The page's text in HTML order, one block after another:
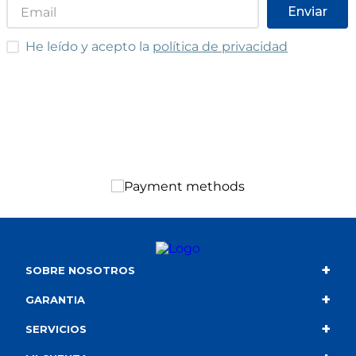
Enviar
He leído y acepto las condiciones
He leído y acepto la política de privacidad
SOBRE NOSOTROS +
Contacto
Quiénes somos
GARANTIA +
Condiciones de compra
SERVICIOS +